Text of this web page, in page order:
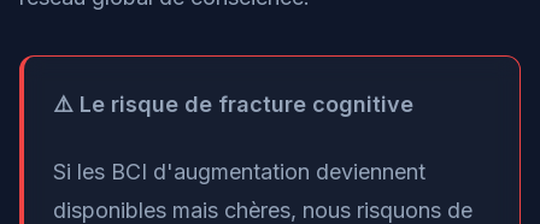
⚠️ Le risque de fracture cognitive
Si les BCI d'augmentation deviennent
disponibles mais chères, nous risquons de